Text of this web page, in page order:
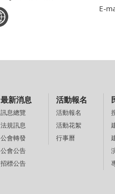
E-
最新消息
訊息總覽
法規訊息
公會轉發
公會公告
招標公告
活動報名
活動報名
活動花絮
行事曆